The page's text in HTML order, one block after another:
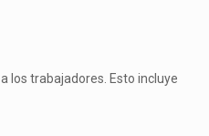
los trabajadores. Esto incluye